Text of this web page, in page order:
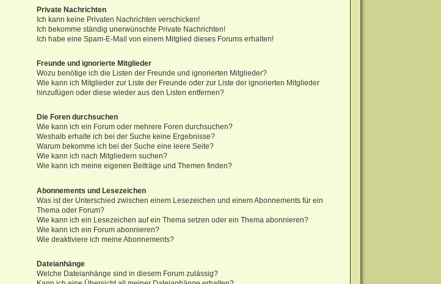
Private Nachrichten
Ich kann keine Privaten Nachrichten verschicken!
Ich bekomme ständig unerwünschte Private Nachrichten!
Ich habe eine Spam-E-Mail von einem Mitglied dieses Forums erhalten!
Freunde und ignorierte Mitglieder
Wozu benötige ich die Listen der Freunde und ignorierten Mitglieder?
Wie kann ich Mitglieder zur Liste der Freunde oder zur Liste der ignorierten Mitglieder
hinzufügen oder diese wieder aus den Listen entfernen?
Die Foren durchsuchen
Wie kann ich ein Forum oder mehrere Foren durchsuchen?
Weshalb erhalte ich bei der Suche keine Ergebnisse?
Warum bekomme ich bei der Suche eine leere Seite?
Wie kann ich nach Mitgliedern suchen?
Wie kann ich meine eigenen Beiträge und Themen finden?
Abonnements und Lesezeichen
Was ist der Unterschied zwischen einem Lesezeichen und einem Abonnements für ein
Thema oder Forum?
Wie kann ich ein Lesezeichen auf ein Thema setzen oder ein Thema abonnieren?
Wie kann ich ein Forum abonnieren?
Wie deaktiviere ich meine Abonnements?
Dateianhänge
Welche Dateianhänge sind in diesem Forum zulässig?